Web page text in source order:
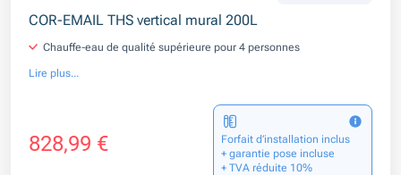
COR-EMAIL THS vertical mural 200L
Chauffe-eau de qualité supérieure pour 4 personnes
Lire plus...
828,99 €
Forfait d’installation inclus
+ garantie pose incluse
+ TVA réduite 10%